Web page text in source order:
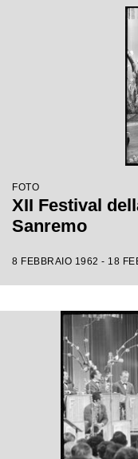
FOTO
XII Festival
Sanremo
8 FEBBRAIO 1962 - 18